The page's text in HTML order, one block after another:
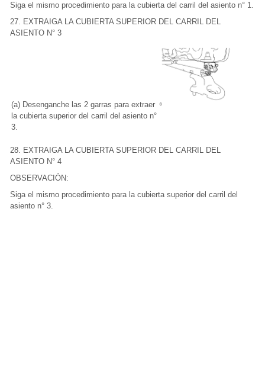
Siga el mismo procedimiento para la cubierta del carril del asiento n° 1.
27. EXTRAIGA LA CUBIERTA SUPERIOR DEL CARRIL DEL
ASIENTO N° 3
(a) Desenganche las 2 garras para extraer
la cubierta superior del carril del asiento n°
3.
28. EXTRAIGA LA CUBIERTA SUPERIOR DEL CARRIL DEL
ASIENTO N° 4
OBSERVACIÓN:
Siga el mismo procedimiento para la cubierta superior del carril del
asiento n° 3.